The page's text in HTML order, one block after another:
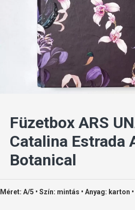
Füzetbox ARS
Catalina Estrada
Botanical
Méret: A/5 • Szín: mintás • Anyag: karton